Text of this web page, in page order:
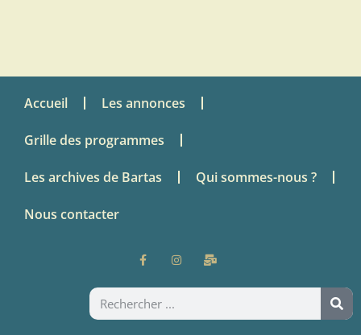
Accueil Les annonces
Grille des programmes
Les archives de Bartas Qui sommes-nous ?
Nous contacter